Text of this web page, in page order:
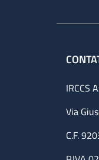
IRCCS
Via
C.F.